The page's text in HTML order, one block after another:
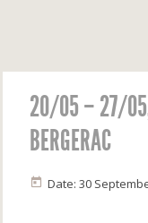
20/05 – 27/05,
BERGERAC
Date: 30